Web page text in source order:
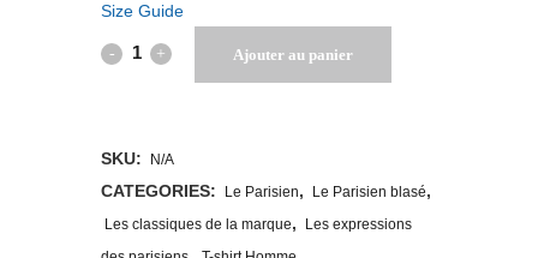
Size Guide
T-
à
qui
Ajouter au panier
SKU: N/A
CATEGORIES: Le Parisien, Le Parisien blasé,
Les classiques de la marque,
Les expressions